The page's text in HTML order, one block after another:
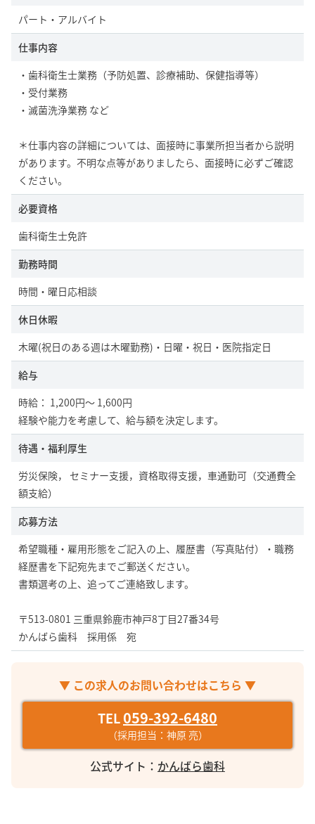
パート・アルバイト
仕事内容
・歯科衛生士業務（予防処置、診療補助、保健指導等）
・受付業務
・滅菌洗浄業務 など
＊仕事内容の詳細については、面接時に事業所担当者から説明
があります。不明な点等がありましたら、面接時に必ずご確認
ください。
必要資格
歯科衛生士免許
勤務時間
時間・曜日応相談
休日休暇
木曜(祝日のある週は木曜勤務)・日曜・祝日・医院指定日
給与
時給： 1,200円～ 1,600円
経験や能力を考慮して、給与額を決定します。
待遇・福利厚生
労災保険， セミナー支援，資格取得支援，車通勤可（交通費全
額支給）
応募方法
希望職種・雇用形態をご記入の上、履歴書（写真貼付）・職務
経歴書を下記宛先までご郵送ください。
書類選考の上、追ってご連絡致します。
〒513-0801 三重県鈴鹿市神戸8丁目27番34号
かんばら歯科 採用係 宛
▼ この求人のお問い合わせはこちら ▼
TEL059-392-6480
（採用担当：神原 亮）
公式サイト： かんばら歯科